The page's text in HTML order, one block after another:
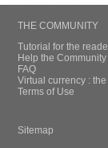
THE COMMUNITY
Tutorial for the
Help the
FAQ
Virtual currency :
Terms of Use
Sitemap